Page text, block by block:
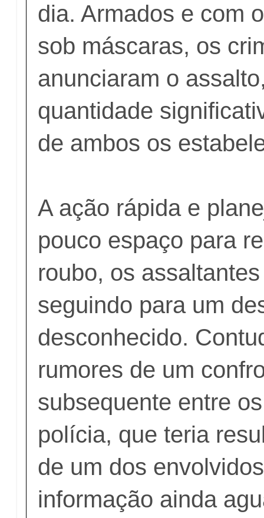
dia. Armados e com
sob máscaras, os
anunciaram o
quantidade
de ambos os
A ação rápida e
pouco espaço para
roubo, os
seguindo para um
desconhecido.
rumores de um
subsequente entre
polícia, que teria
de um dos
informação ainda